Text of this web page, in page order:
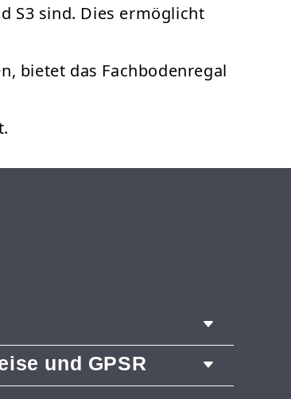
S3 sind. Dies ermöglicht
bietet das Fachbodenregal
und GPSR